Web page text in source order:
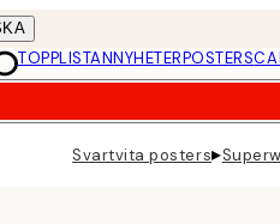
TOPPLISTANNYHETERPOSTERS
Svartvita posters▸